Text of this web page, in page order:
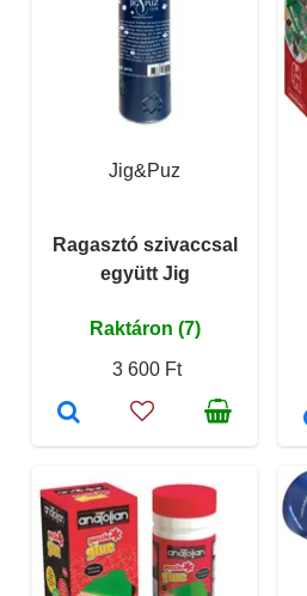
Jig&Puz
Ragasztó szivaccsal
együtt Jig
Raktáron (7)
3 600 Ft